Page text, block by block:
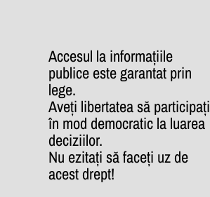
Accesul la informațiile
publice este garantat prin
lege.
Aveți libertatea să participați
în mod democratic la luarea
deciziilor.
Nu ezitați să faceți uz de
acest drept!